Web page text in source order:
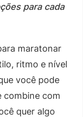
para cada
maratonar
ritmo e nível
você pode
combine com
quer algo